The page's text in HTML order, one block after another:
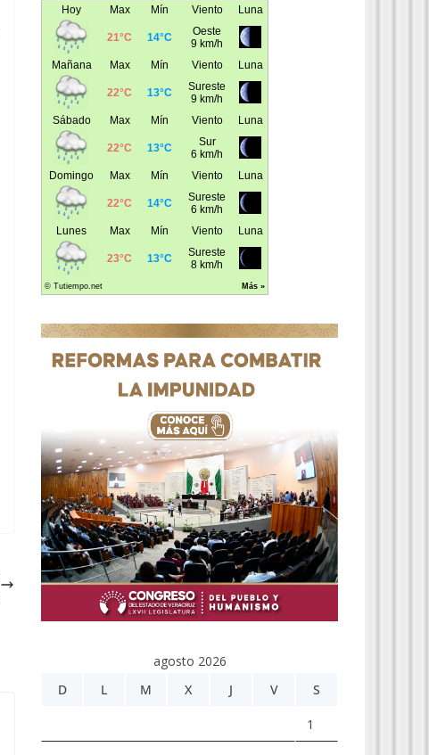
agosto 2026
D
L M X J V S
1